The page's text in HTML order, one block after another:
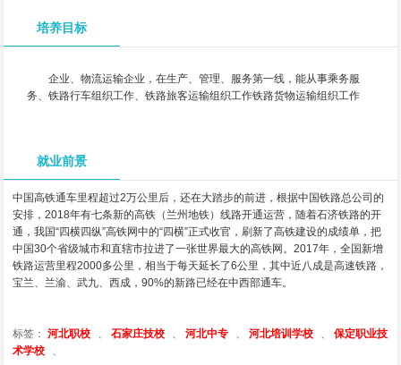
培养目标
企业、物流运输企业，在生产、管理、服务第一线，能从事乘务服
务、铁路行车组织工作、铁路旅客运输组织工作铁路货物运输组织工作
就业前景
中国高铁通车里程超过2万公里后，还在大踏步的前进，根据中国铁路总公司的
安排，2018年有七条新的高铁（兰州地铁）线路开通运营，随着石济铁路的开
通，我国“四横四纵”高铁网中的“四横”正式收官，刷新了高铁建设的成绩单，把
中国30个省级城市和直辖市拉进了一张世界最大的高铁网。2017年，全国新增
铁路运营里程2000多公里，相当于每天延长了6公里，其中近八成是高速铁路，
宝兰、兰渝、武九、西成，90%的新路已经在中西部通车。
标签：河北职校 、石家庄技校 、河北中专 、河北培训学校 、保定职业技
术学校
、